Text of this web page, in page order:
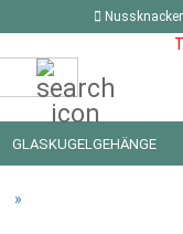
Nussknacker
GLASKUGELGEHÄNGE
»